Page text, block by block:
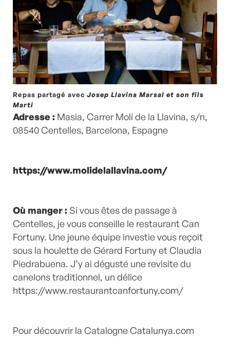
Repas partagé avec Josep Llavina Marsal et son fils
Marti
Adresse : Masia, Carrer Molí de la Llavina, s/n,
08540 Centelles, Barcelona, Espagne
https://www.molidelallavina.com/
Où manger : Si vous êtes de passage à
Centelles, je vous conseille le restaurant Can
Fortuny. Une jeune équipe investie vous reçoit
sous la houlette de Gérard Fortuny et Claudia
Piedrabuena. J’y ai dégusté une revisite du
canelons traditionnel, un délice
https://www.restaurantcanfortuny.com/
Pour découvrir la CatalogneCatalunya.com